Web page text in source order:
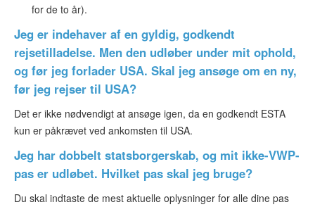
for de to år).
Jeg er indehaver af en gyldig, godkendt
rejsetilladelse. Men den udløber under mit ophold,
og før jeg forlader USA. Skal jeg ansøge om en ny,
før jeg rejser til USA?
Det er ikke nødvendigt at ansøge igen, da en godkendt ESTA
kun er påkrævet ved ankomsten til USA.
Jeg har dobbelt statsborgerskab, og mit ikke-VWP-
pas er udløbet. Hvilket pas skal jeg bruge?
Du skal indtaste de mest aktuelle oplysninger for alle dine pas